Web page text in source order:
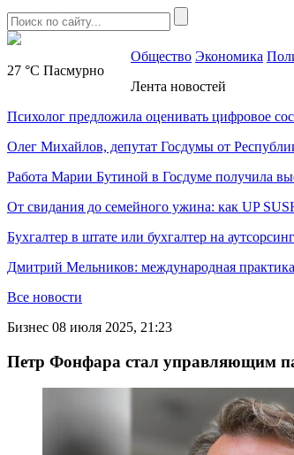
27 °C Пасмурно
Общество Экономика
Лента новостей
Психолог предложила оценивать цифровое
Олег Михайлов, депутат Госдумы от
Работа Марии Бутиной в Госдуме получила
От свидания до семейного ужина: как UP
Бухгалтер в штате или бухгалтер на
Дмитрий Мельников: международная
Все новости
Бизнес 08 июля 2025, 21:23
Петр Фонфара стал управляющим